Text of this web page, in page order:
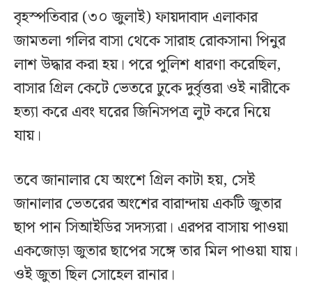
বৃহস্পতিবার (৩০ জুলাই) ফায়দাবাদ এলাকার
জামতলা গলির বাসা থেকে সারাহ রোকসানা পিনুর
লাশ উদ্ধার করা হয়। পরে পুলিশ ধারণা করেছিল,
বাসার গ্রিল কেটে ভেতরে ঢুকে দুর্বৃত্তরা ওই নারীকে
হত্যা করে এবং ঘরের জিনিসপত্র লুট করে নিয়ে
যায়।
তবে জানালার যে অংশে গ্রিল কাটা হয়, সেই
জানালার ভেতরের অংশের বারান্দায় একটি জুতার
ছাপ পান সিআইডির সদস্যরা। এরপর বাসায় পাওয়া
একজোড়া জুতার ছাপের সঙ্গে তার মিল পাওয়া যায়।
ওই জুতা ছিল সোহেল রানার।